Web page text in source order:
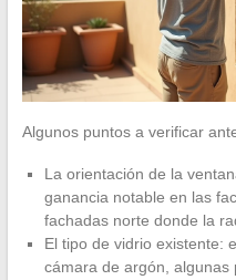
Algunos puntos a verificar
La orientación de la
ganancia notable en las
fachadas norte donde la
El tipo de vidrio existente:
cámara de argón, algunas